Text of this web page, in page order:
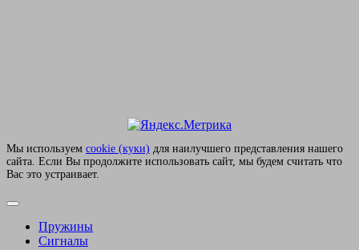
Мы используем сookie (куки) для наилучшего представления нашего
сайта. Если Вы продолжите использовать сайт, мы будем считать что
Вас это устраивает.
Пружины
Сигналы